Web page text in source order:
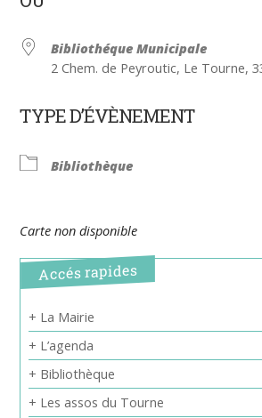
Bibliothéque Municipale
2 Chem. de Peyroutic, Le Tourne,
TYPE D’ÉVÈNEMENT
Bibliothèque
Carte non disponible
Accés rapides
+ La Mairie
+ L’agenda
+ Bibliothèque
+ Les assos du Tourne